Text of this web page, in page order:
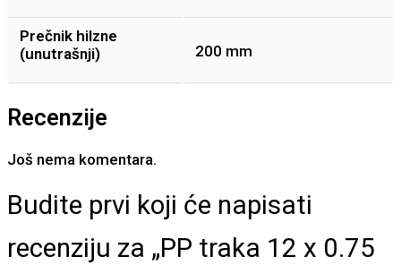
Prečnik hilzne
(unutrašnji)
200 mm
Recenzije
Još nema komentara.
Budite prvi koji će napisati
recenziju za „PP traka 12 x 0.75